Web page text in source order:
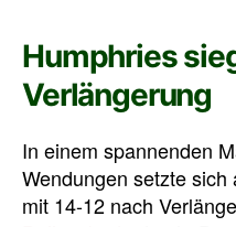
Humphries
Verlängerung
In einem spannenden
Wendungen setzte sich
mit 14-12 nach